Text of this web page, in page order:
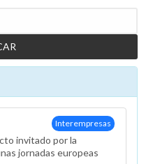
Interempresas
invitado por la
jornadas europeas